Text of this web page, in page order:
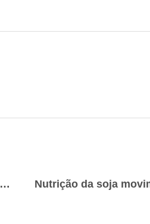
Explosão de silo no Paraná acende alerta para prevenção de acidentes em armazéns de grãos